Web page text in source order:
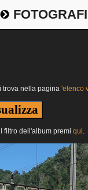
trova nella pagina 'elenco
filtro dell'album premi qui.